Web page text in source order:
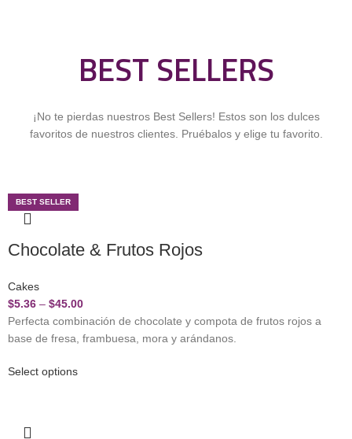
BEST SELLERS
¡No te pierdas nuestros Best Sellers! Estos son los dulces
favoritos de nuestros clientes. Pruébalos y elige tu favorito.
Chocolate & Frutos Rojos
Cakes
$5.36 –$45.00
Perfecta combinación de chocolate y compota de frutos rojos a
base de fresa, frambuesa, mora y arándanos.
Select options
BEST SELLER